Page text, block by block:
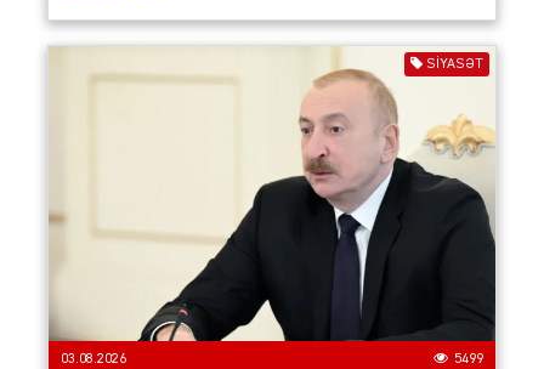
SIYASƏT
03.08.2026 5499